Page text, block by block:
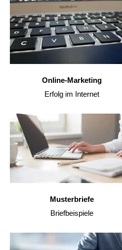
Online-Marketing
Erfolg im Internet
Musterbriefe
Briefbeispiele